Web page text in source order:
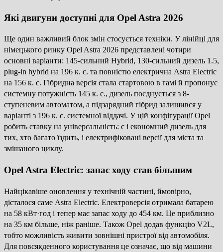
Які двигуни доступні для Opel Astra 2026
Ще один важливий блок змін стосується техніки. У лінійці для
німецького ринку Opel Astra 2026 представлені чотири
основні варіанти: 145-сильний Hybrid, 130-сильний дизель 1.5,
plug-in hybrid на 196 к. с. та повністю електрична Astra Electric
на 156 к. с. Гібридна версія стала стартовою в гамі й пропонує
системну потужність 145 к. с., дизель поєднується з 8-
ступеневим автоматом, а підзарядний гібрид залишився у
варіанті з 196 к. с. системної віддачі. У цій конфігурації Opel
робить ставку на універсальність: є і економний дизель для
тих, хто багато їздить, і електрифіковані версії для міста та
змішаного циклу.
Opel Astra Electric: запас ходу став більшим
Найцікавіше оновлення у технічній частині, ймовірно,
дісталося саме Astra Electric. Електроверсія отримала батарею
на 58 кВт·год і тепер має запас ходу до 454 км. Це приблизно
на 35 км більше, ніж раніше. Також Opel додав функцію V2L,
тобто можливість живити зовнішні пристрої від автомобіля.
Для повсякденного користування це означає, що від машини